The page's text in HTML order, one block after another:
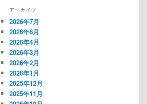
アーカイブ
2026年7月
2026年6月
2026年4月
2026年3月
2026年2月
2026年1月
2025年12月
2025年11月